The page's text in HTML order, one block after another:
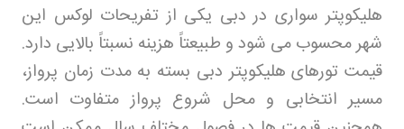
هلیکوپتر سواری در دبی یکی از تفریحات لوکس این
شهر محسوب می‌ شود و طبیعتاً هزینه نسبتاً بالایی دارد.
قیمت تورهای هلیکوپتر دبی بسته به مدت زمان پرواز،
مسیر انتخابی و محل شروع پرواز متفاوت است.